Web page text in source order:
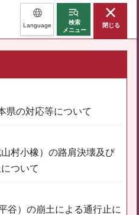
Language
検索
メニュー
閉じる
県の対応等について
村小橡）の路肩決壊及び
ついて
谷）の崩土による通行止に